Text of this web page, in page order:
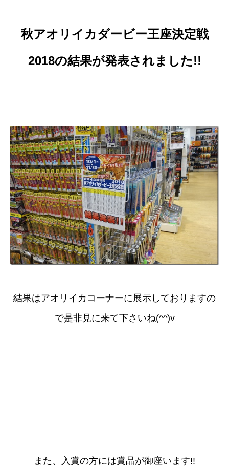
秋アオリイカダービー王座決定戦
2018の結果が発表されました!!
結果はアオリイカコーナーに展示しておりますの
で是非見に来て下さいね(^^)v
また、入賞の方には賞品が御座います!!